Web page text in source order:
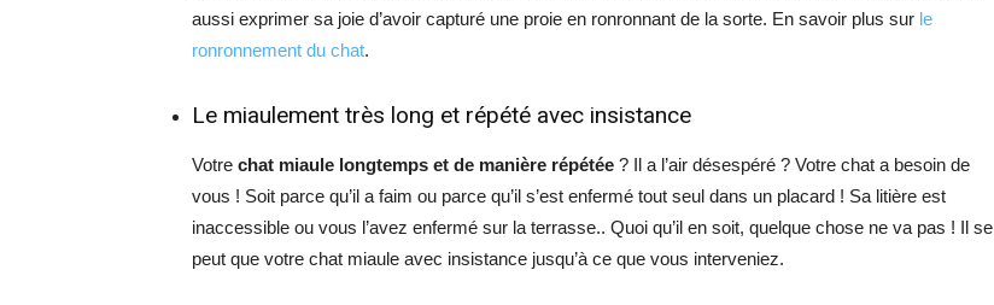
aussi exprimer sa joie d’avoir capturé une proie en ronronnant de la sorte. En savoir plus sur le
ronronnement du chat.
Le miaulement très long et répété avec insistance
Votre chat miaule longtemps et de manière répétée ? Il a l’air désespéré ? Votre chat a besoin de
vous ! Soit parce qu’il a faim ou parce qu’il s’est enfermé tout seul dans un placard ! Sa litière est
inaccessible ou vous l’avez enfermé sur la terrasse.. Quoi qu’il en soit, quelque chose ne va pas ! Il se
peut que votre chat miaule avec insistance jusqu’à ce que vous interveniez.